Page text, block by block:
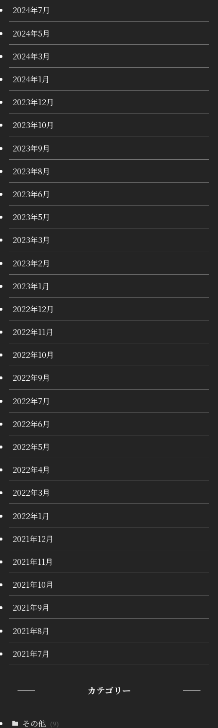
2024年7月
2024年5月
2024年3月
2024年1月
2023年12月
2023年10月
2023年9月
2023年8月
2023年6月
2023年5月
2023年3月
2023年2月
2023年1月
2022年12月
2022年11月
2022年10月
2022年9月
2022年7月
2022年6月
2022年5月
2022年4月
2022年3月
2022年1月
2021年12月
2021年11月
2021年10月
2021年9月
2021年8月
2021年7月
カテゴリー
その他 (9)